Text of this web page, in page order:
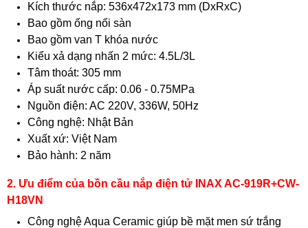
Kích thước nắp: 536x472x173 mm (DxRxC)
Bao gồm ống nối sàn
Bao gồm van T khóa nước
Kiểu xả dạng nhấn 2 mức: 4.5L/3L
Tâm thoát: 305 mm
Áp suất nước cấp: 0.06 - 0.75MPa
Nguồn điện: AC 220V, 336W, 50Hz
Công nghệ: Nhật Bản
Xuất xứ: Việt Nam
Bảo hành: 2 năm
2. Ưu điểm của bồn cầu nắp điện tử INAX AC-919R+CW-
H18VN
Công nghệ Aqua Ceramic giúp bề mặt men sứ trắng